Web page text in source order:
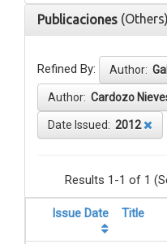
Publicaciones (Others)
Refined By: Author:
Author: Cardozo
Date Issued: 2012
Results 1-1 of 1
Issue Date Title